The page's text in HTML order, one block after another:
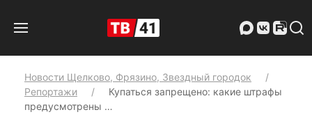
Новости Щелково, Фрязино, Звездный городок
Репортажи
Купаться запрещено: какие штрафы
предусмотрены …